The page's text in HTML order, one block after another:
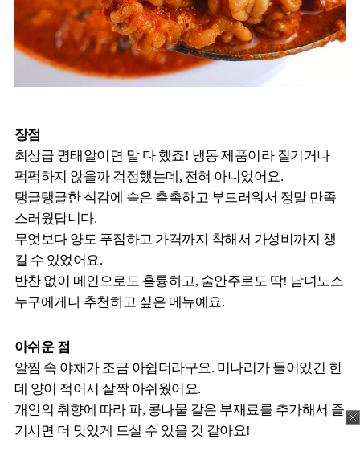
장점
최상급 명태알이면 말 다 했죠! 냉동 제품이라 질기거나
퍽퍽하지 않을까 걱정했는데, 전혀 아니었어요.
탱글탱글한 식감에 속은 촉촉하고 부드러워서 정말 만족
스러웠답니다.
무엇보다 양도 푸짐하고 가격까지 착해서 가성비까지 챙
길 수 있었어요.
반찬 없이 메인으로도 훌륭하고, 술안주로도 딱! 남녀노소
누구에게나 추천하고 싶은 메뉴예요.
아쉬운 점
알찜 속 야채가 조금 아쉽더라구요. 미나리가 들어있긴 한
데 양이 적어서 살짝 아쉬웠어요.
개인의 취향에 따라 파, 콩나물 같은 부재료를 추가해서 즐
기시면 더 맛있게 드실 수 있을 것 같아요!